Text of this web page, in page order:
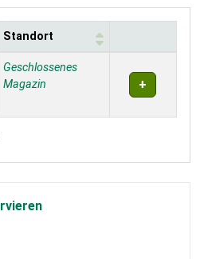
Standort
Geschlossenes
Magazin